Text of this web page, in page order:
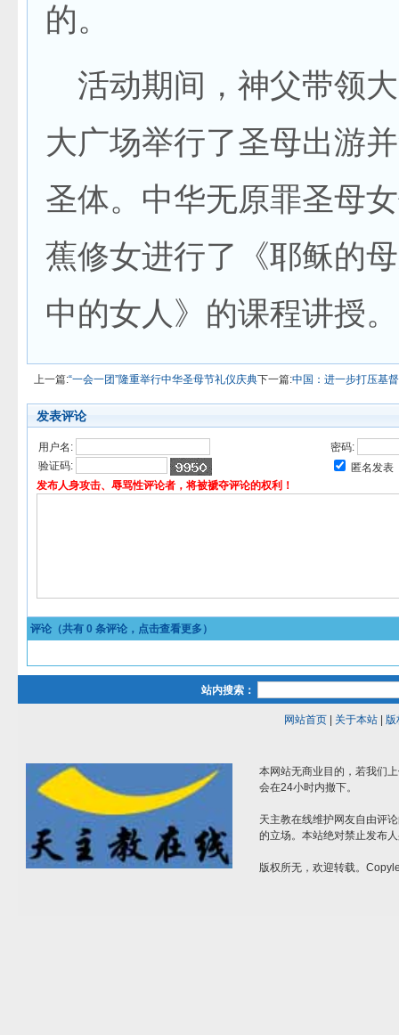
的。
活动期间，神父带领
大广场举行了圣母出游
圣体。中华无原罪圣母
蕉修女进行了《耶稣的
中的女人》的课程讲授。
上一篇:“一会一团”隆重举行中华圣母节礼仪庆典下一篇:中国：进一步打压基
发表评论
用户名:
密码:
验证码:
匿名发表
发布人身攻击、辱骂性评论者，将被褫夺评论的权利！
评论（共有 0 条评论，点击查看更多）
站内搜索：
网站首页| 关于本站| 版
本网站无商业目的，若我们
会在24小时内撤下。
天主教在线维护网友自由评
的立场。本站绝对禁止发布
版权所无，欢迎转载。